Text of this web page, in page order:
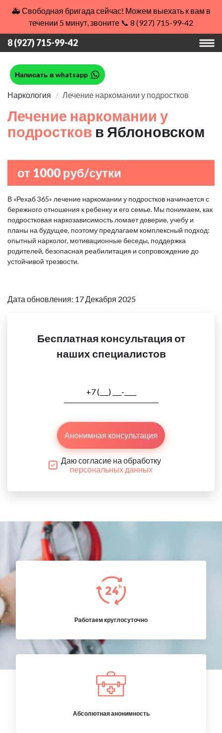
🚑 Свободная бригада сейчас! Можем выехать к вам в
течении 5 минут, звоните 📞 8 (927) 715-99-42
8 (927) 715-99-42
Написать в whatsapp
Наркология Лечение наркомании у подростков
Лечение наркомании у
подростков в Яблоновском
от 1000 руб/сутки
В «Рехаб 365» лечение наркомании у подростков начинается с
бережного отношения к ребенку и его семье. Мы понимаем, как
подростковая наркозависимость ломает доверие, учебу и
планы на будущее, поэтому предлагаем комплексный подход:
опытный нарколог, мотивационные беседы, поддержка
родителей, безопасная реабилитация и сопровождение до
устойчивой трезвости.
Дата обновления: 17 Декабря 2025
Бесплатная консультация от
наших специалистов
Анонимная консультация
Даю согласие на обработку
персональных данных
Работаем круглосуточно
Абсолютная анонимность